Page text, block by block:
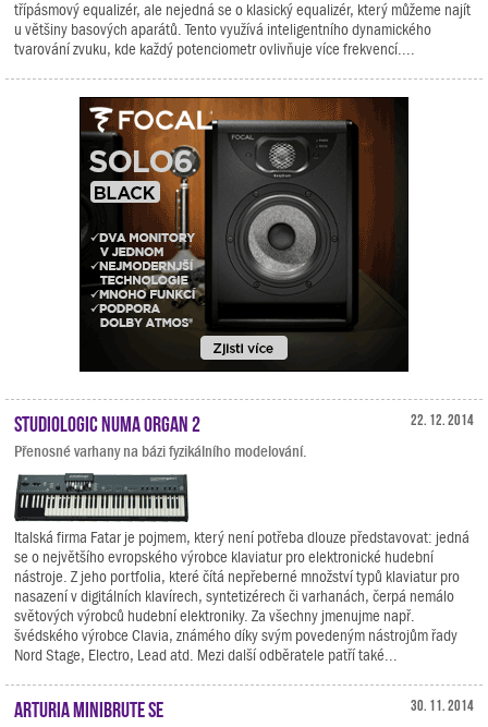
třípásmový equalizér, ale nejedná se o klasický equalizér, který můžeme najít
u většiny basových aparátů. Tento využívá inteligentního dynamického
tvarování zvuku, kde každý potenciometr ovlivňuje více frekvencí....
22. 12. 2014
Studiologic Numa Organ 2
Přenosné varhany na bázi fyzikálního modelování.
Italská firma Fatar je pojmem, který není potřeba dlouze představovat: jedná
se o největšího evropského výrobce klaviatur pro elektronické hudební
nástroje. Z jeho portfolia, které čítá nepřeberné množství typů klaviatur pro
nasazení v digitálních klavírech, syntetizérech či varhanách, čerpá nemálo
světových výrobců hudební elektroniky. Za všechny jmenujme např.
švédského výrobce Clavia, známého díky svým povedeným nástrojům řady
Nord Stage, Electro, Lead atd. Mezi další odběratele patří také...
30. 11. 2014
Arturia MiniBrute SE